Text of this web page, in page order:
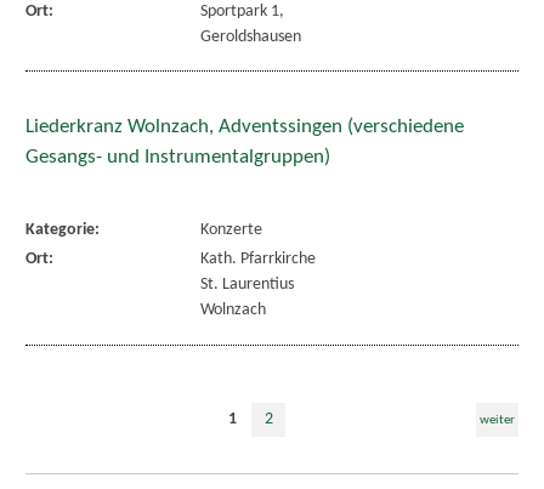
Ort:
Sportpark 1,
Geroldshausen
Liederkranz Wolnzach, Adventssingen (verschiedene
Gesangs- und Instrumentalgruppen)
Kategorie:
Konzerte
Ort:
Kath. Pfarrkirche
St. Laurentius
Wolnzach
1 2 weiter